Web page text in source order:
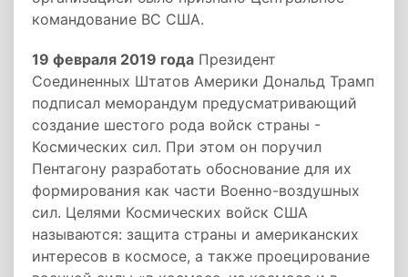
командование ВС США.
19 февраля 2019 года Президент
Соединенных Штатов Америки Дональд Трамп
подписал меморандум предусматривающий
создание шестого рода войск страны -
Космических сил. При этом он поручил
Пентагону разработать обоснование для их
формирования как части Военно-воздушных
сил. Целями Космических войск США
называются: защита страны и американских
интересов в космосе, а также проецирование